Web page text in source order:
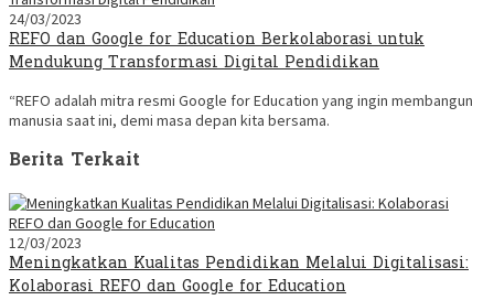
24/03/2023
REFO dan Google for Education Berkolaborasi untuk
Mendukung Transformasi Digital Pendidikan
“REFO adalah mitra resmi Google for Education yang ingin membangun
manusia saat ini, demi masa depan kita bersama.
Berita Terkait
12/03/2023
Meningkatkan Kualitas Pendidikan Melalui Digitalisasi:
Kolaborasi REFO dan Google for Education